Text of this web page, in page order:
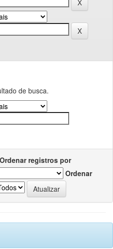
de busca.
Ordenar registros por
Ordenar